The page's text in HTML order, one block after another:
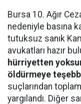
Bursa 10. Ağır
nedeniyle basına
tutuksuz sanık
avukatları hazır
hürriyetten
öldürmeye
suçlarından
yargılandı. Diğer